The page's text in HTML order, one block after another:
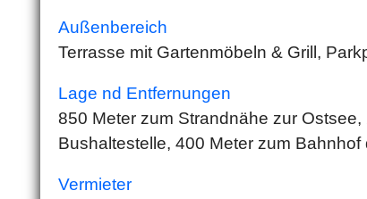
Außenbereich
Terrasse mit Gartenmöbeln & Grill,
Lage nd Entfernungen
850 Meter zum Strandnähe zur
Bushaltestelle, 400 Meter zum
Vermieter